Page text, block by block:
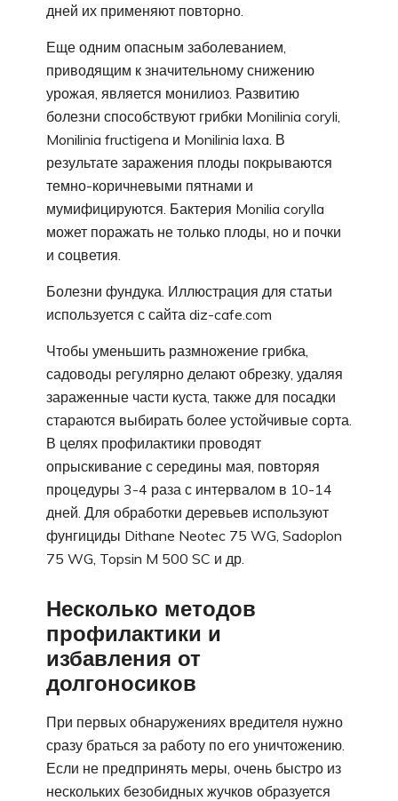
дней их применяют повторно.
Еще одним опасным заболеванием,
приводящим к значительному снижению
урожая, является монилиоз. Развитию
болезни способствуют грибки Monilinia coryli,
Monilinia fructigena и Monilinia laxa. В
результате заражения плоды покрываются
темно-коричневыми пятнами и
мумифицируются. Бактерия Monilia corylla
может поражать не только плоды, но и почки
и соцветия.
Болезни фундука. Иллюстрация для статьи
используется с сайта diz-cafe.com
Чтобы уменьшить размножение грибка,
садоводы регулярно делают обрезку, удаляя
зараженные части куста, также для посадки
стараются выбирать более устойчивые сорта.
В целях профилактики проводят
опрыскивание с середины мая, повторяя
процедуры 3-4 раза с интервалом в 10-14
дней. Для обработки деревьев используют
фунгициды Dithane Neotec 75 WG, Sadoplon
75 WG, Topsin M 500 SC и др.
Несколько методов
профилактики и
избавления от
долгоносиков
При первых обнаружениях вредителя нужно
сразу браться за работу по его уничтожению.
Если не предпринять меры, очень быстро из
нескольких безобидных жучков образуется